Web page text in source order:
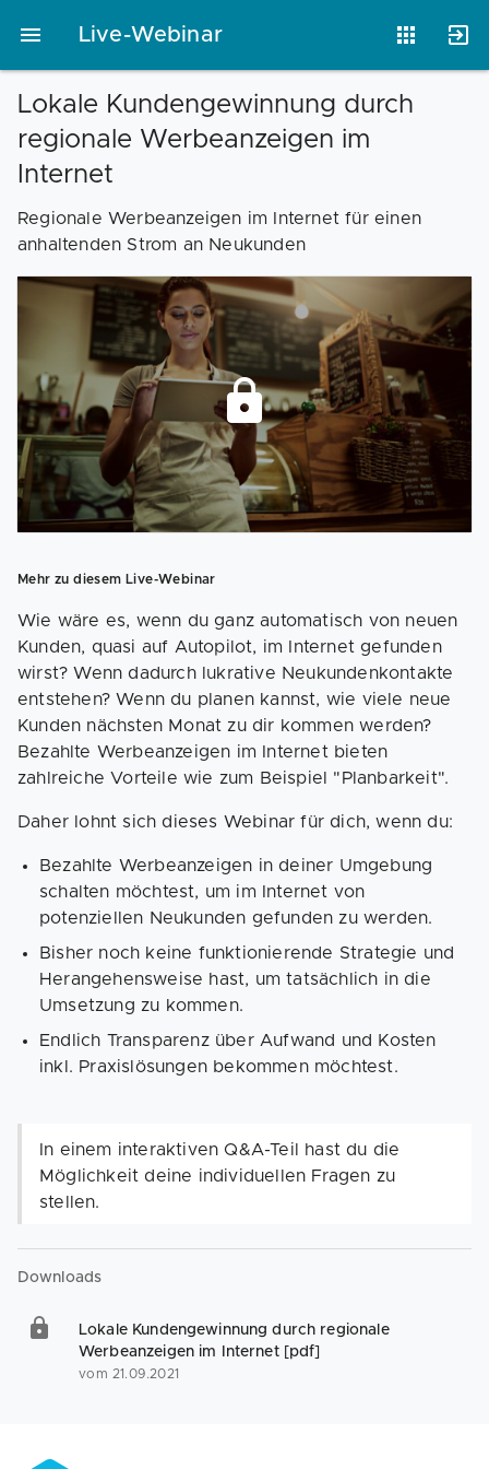
Live-Webinar
Vorlagen Neukunden
Club
Lokale Kundengewinnung durch
regionale Werbeanzeigen im
Internet
Regionale Werbeanzeigen im Internet für einen
anhaltenden Strom an Neukunden
Mehr zu diesem Live-Webinar
Wie wäre es, wenn du ganz automatisch von neuen
Kunden, quasi auf Autopilot, im Internet gefunden
wirst? Wenn dadurch lukrative Neukundenkontakte
entstehen? Wenn du planen kannst, wie viele neue
Kunden nächsten Monat zu dir kommen werden?
Bezahlte Werbeanzeigen im Internet bieten
zahlreiche Vorteile wie zum Beispiel "Planbarkeit".
Daher lohnt sich dieses Webinar für dich, wenn du:
Bezahlte Werbeanzeigen in deiner Umgebung
schalten möchtest, um im Internet von
potenziellen Neukunden gefunden zu werden.
Bisher noch keine funktionierende Strategie und
Herangehensweise hast, um tatsächlich in die
Umsetzung zu kommen.
Endlich Transparenz über Aufwand und Kosten
inkl. Praxislösungen bekommen möchtest.
In einem interaktiven Q&A-Teil hast du die
Möglichkeit deine individuellen Fragen zu
stellen.
Downloads
Lokale Kundengewinnung durch regionale
Werbeanzeigen im Internet [pdf]
vom 21.09.2021